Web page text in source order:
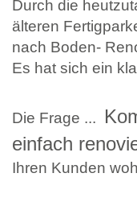
Durch die
älteren
nach Boden-
Es hat sich ein
Die Frage ...
einfach
Ihren Kunden